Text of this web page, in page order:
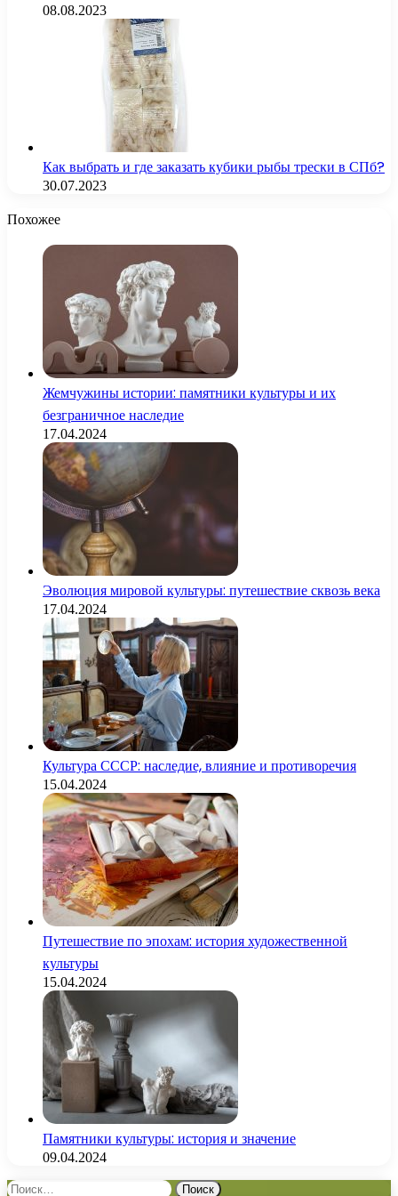
08.08.2023
Как выбрать и где заказать кубики рыбы трески в СПб?
30.07.2023
Похожее
Жемчужины истории: памятники культуры и их
безграничное наследие
17.04.2024
Эволюция мировой культуры: путешествие сквозь века
17.04.2024
Культура СССР: наследие, влияние и противоречия
15.04.2024
Путешествие по эпохам: история художественной
культуры
15.04.2024
Памятники культуры: история и значение
09.04.2024
Найти: